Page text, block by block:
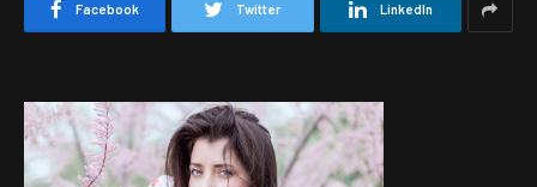
Facebook Twitter LinkedIn